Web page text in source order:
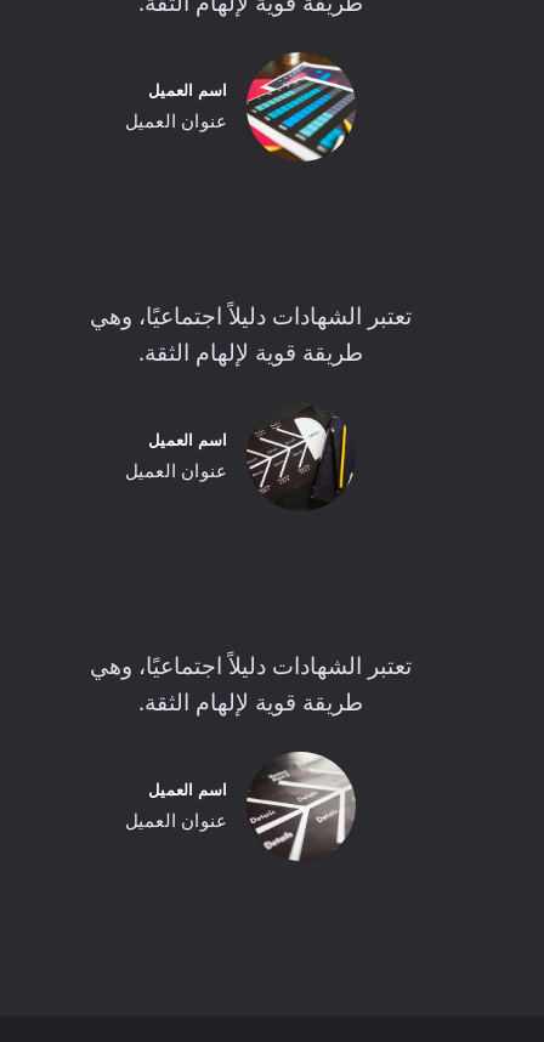
اسم العميل
عنوان العميل
تعتبر الشهادات دليلاً اجتماعيًا، وهي
طريقة قوية لإلهام الثقة.
اسم العميل
عنوان العميل
تعتبر الشهادات دليلاً اجتماعيًا، وهي
طريقة قوية لإلهام الثقة.
اسم العميل
عنوان العميل